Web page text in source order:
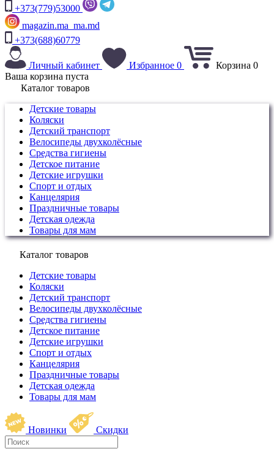
+373(779)53000
magazin.ma_ma.md
+373(688)60779
Личный кабинет Избранное 0 Корзина 0
Ваша корзина пуста
Каталог товаров
Детские товары
Коляски
Детский транспорт
Велосипеды двухколёсные
Средства гигиены
Детское питание
Детские игрушки
Спорт и отдых
Канцелярия
Праздничные товары
Детская одежда
Товары для мам
Каталог товаров
Детские товары
Коляски
Детский транспорт
Велосипеды двухколёсные
Средства гигиены
Детское питание
Детские игрушки
Спорт и отдых
Канцелярия
Праздничные товары
Детская одежда
Товары для мам
Новинки Скидки